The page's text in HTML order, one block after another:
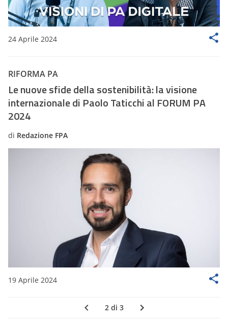
24 Aprile 2024
RIFORMA PA
Le nuove sfide della sostenibilità: la visione
internazionale di Paolo Taticchi al FORUM PA
2024
di Redazione FPA
19 Aprile 2024
2 di 3